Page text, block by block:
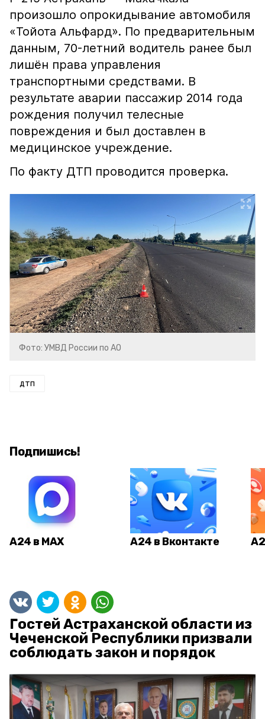
произошло опрокидывание автомобиля
«Тойота Альфард». По предварительным
данным, 70-летний водитель ранее был
лишён права управления
транспортными средствами. В
результате аварии пассажир 2014 года
рождения получил телесные
повреждения и был доставлен в
медицинское учреждение.
По факту ДТП проводится проверка.
Фото: УМВД России по АО
дтп
Подпишись!
А24 в MAX А24 в Вконтакте
Гостей Астраханской области из
Чеченской Республики призвали
соблюдать закон и порядок